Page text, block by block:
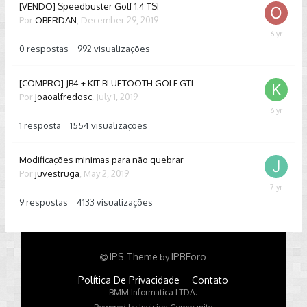
[VENDO] Speedbuster Golf 1.4 TSI
Por OBERDAN December 29, 2019
0 respostas 992 visualizações
[COMPRO] JB4 + KIT BLUETOOTH GOLF GTI
Por joaoalfredosc July 1, 2019
1 resposta 1554 visualizações
May
Modificações minimas para não quebrar
Por juvestruga May 2, 2019
9respostas 4133 visualizações
May
IPS Theme byIPBForo
Política De Privacidade Contato
BMM Informatica LTDA.